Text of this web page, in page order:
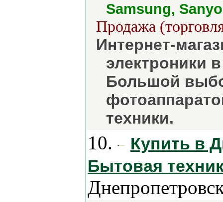
Samsung,
Продажа
Интернет-
электроники
Большой
техники.
10.
Купить в
Бытовая